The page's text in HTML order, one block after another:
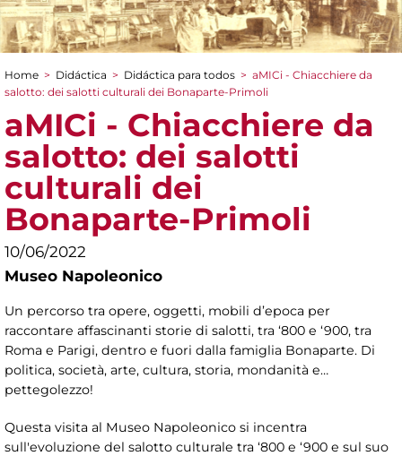
You are here
Home > Didáctica > Didáctica para todos > aMICi - Chiacchiere da
salotto: dei salotti culturali dei Bonaparte-Primoli
aMICi - Chiacchiere da
salotto: dei salotti
culturali dei
Bonaparte-Primoli
10/06/2022
Museo Napoleonico
Un percorso tra opere, oggetti, mobili d’epoca per
raccontare affascinanti storie di salotti, tra ‘800 e ‘900, tra
Roma e Parigi, dentro e fuori dalla famiglia Bonaparte. Di
politica, società, arte, cultura, storia, mondanità e…
pettegolezzo!
Questa visita al Museo Napoleonico si incentra
sull'evoluzione del salotto culturale tra ‘800 e ‘900 e sul suo